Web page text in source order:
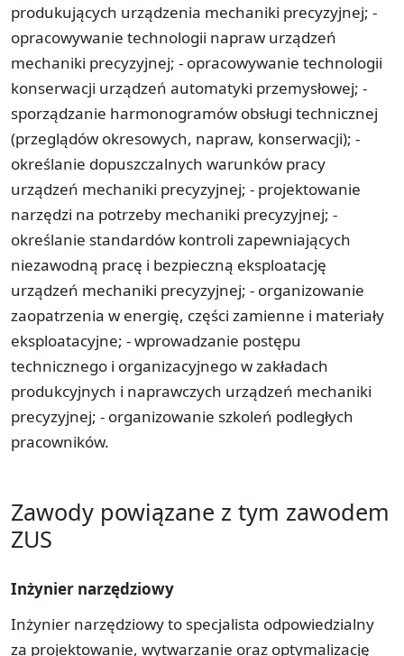
produkujących urządzenia mechaniki precyzyjnej; -
opracowywanie technologii napraw urządzeń
mechaniki precyzyjnej; - opracowywanie technologii
konserwacji urządzeń automatyki przemysłowej; -
sporządzanie harmonogramów obsługi technicznej
(przeglądów okresowych, napraw, konserwacji); -
określanie dopuszczalnych warunków pracy
urządzeń mechaniki precyzyjnej; - projektowanie
narzędzi na potrzeby mechaniki precyzyjnej; -
określanie standardów kontroli zapewniających
niezawodną pracę i bezpieczną eksploatację
urządzeń mechaniki precyzyjnej; - organizowanie
zaopatrzenia w energię, części zamienne i materiały
eksploatacyjne; - wprowadzanie postępu
technicznego i organizacyjnego w zakładach
produkcyjnych i naprawczych urządzeń mechaniki
precyzyjnej; - organizowanie szkoleń podległych
pracowników.
Zawody powiązane z tym zawodem
ZUS
Inżynier narzędziowy
Inżynier narzędziowy to specjalista odpowiedzialny
za projektowanie, wytwarzanie oraz optymalizację